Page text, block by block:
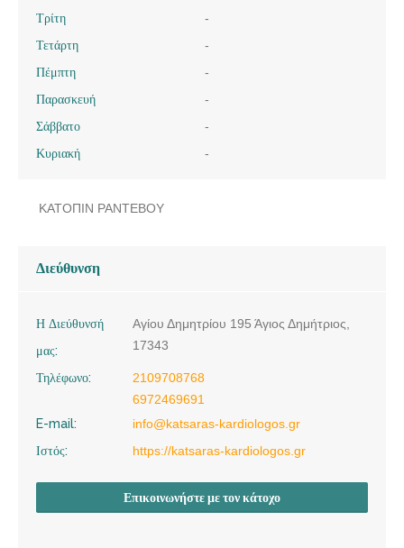
Τρίτη
-
Τετάρτη
-
Πέμπτη
-
Παρασκευή
-
Σάββατο
-
Κυριακή
-
ΚΑΤΟΠΙΝ ΡΑΝΤΕΒΟΥ
Διεύθυνση
Η Διεύθυνσή
μας:
Αγίου Δημητρίου 195 Άγιος Δημήτριος,
17343
Τηλέφωνο:
2109708768
6972469691
E-mail:
info@katsaras-kardiologos.gr
Ιστός:
https://katsaras-kardiologos.gr
Επικοινωνήστε με τον κάτοχο